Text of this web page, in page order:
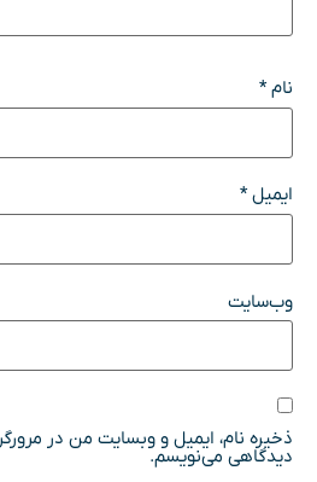
نام*
ایمیل*
وب‌سایت
ذخیره نام، ایمیل و وبسایت من در
دیدگاهی می‌نویسم.